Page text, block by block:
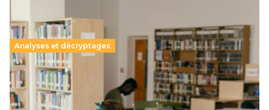
Analyses et décryptages
Supérieur privé : une dérive qui met à mal la
promesse républicaine
11 juillet 2026-